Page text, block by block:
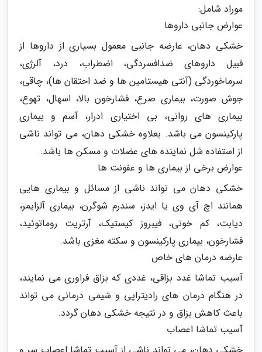
موراد شامل:
عوارض جانبی داروها
خشکی دهان، عارضه جانبی معمول بسیاری از داروها از
قبیل داروهای ضدافسردگی، اضطراب، درد، آلرژی،
سرماخوردگی (آنتی هیستامین ها و ضد احتقان ها)، چاقی،
جوش صورت، بیماری صرع، فشارخون بالا، اسهال، تهوع،
بیماری های روانی، بی اختیاری ادرار، آسم و بیماری
پارکینسون می باشد. بعلاوه خشکی دهان، می تواند ناشی
از استفاده شل نماینده های عضلات و مسکن ها باشد.
عوارض برخی از بیماری ها و عفونت ها
خشکی دهان می تواند ناشی از مسائل و بیماری هایی
همانند اچ آی وی یا ایدز، سندرم شوگرن، بیماری آلزایمر،
دیابت، کم خونی، فیبروز کیستیک، آرتریت روماتوئید،
فشارخون، بیماری پارکینسون و سکته مغزی باشد.
عارضه درمان های خاص
آسیب تماشا غدد بزاقی، غددی که بزاق فراوری می نمایند،
در هنگام درمان های رادیتراپی و شیمی درمانی می تواند
باعث کاهش بزاق و در نتیجه خشکی دهان گردد.
آسیب تماشا اعصاب